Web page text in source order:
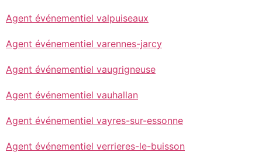
Agent événementiel valpuiseaux
Agent événementiel varennes-jarcy
Agent événementiel vaugrigneuse
Agent événementiel vauhallan
Agent événementiel vayres-sur-essonne
Agent événementiel verrieres-le-buisson